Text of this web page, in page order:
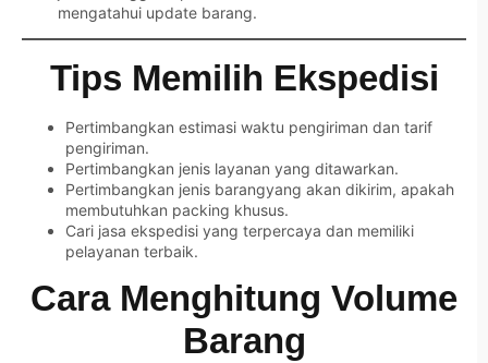
mengatahui update barang.
Tips Memilih Ekspedisi
Pertimbangkan estimasi waktu pengiriman dan tarif
pengiriman.
Pertimbangkan jenis layanan yang ditawarkan.
Pertimbangkan jenis barangyang akan dikirim, apakah
membutuhkan packing khusus.
Cari jasa ekspedisi yang terpercaya dan memiliki
pelayanan terbaik.
Cara Menghitung Volume
Barang